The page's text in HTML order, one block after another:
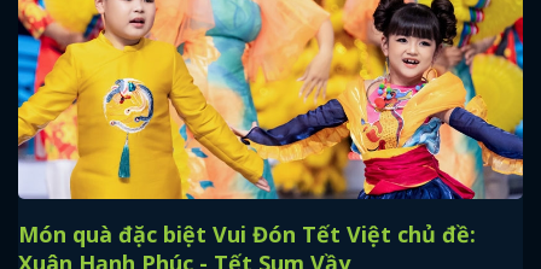
Món quà đặc biệt Vui Đón Tết Việt chủ đề:
Xuân Hạnh Phúc - Tết Sum Vầy